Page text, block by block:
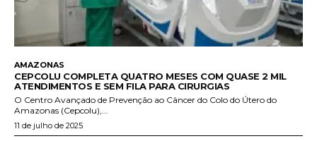
AMAZONAS
CEPCOLU COMPLETA QUATRO MESES COM QUASE 2 MIL
ATENDIMENTOS E SEM FILA PARA CIRURGIAS
O Centro Avançado de Prevenção ao Câncer do Colo do Útero do
Amazonas (Cepcolu),...
11 de julho de 2025